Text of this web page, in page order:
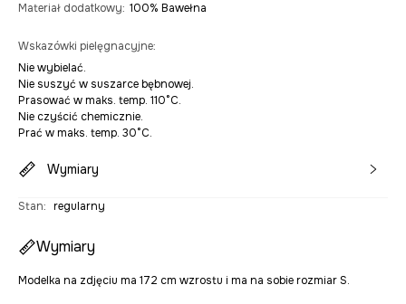
Materiał dodatkowy: 100% Bawełna
Wskazówki pielęgnacyjne:
Nie wybielać.
Nie suszyć w suszarce bębnowej.
Prasować w maks. temp. 110°C.
Nie czyścić chemicznie.
Prać w maks. temp. 30°C.
Wymiary
Stan: regularny
Wymiary
Modelka na zdjęciu ma 172 cm wzrostu i ma na sobie rozmiar S.